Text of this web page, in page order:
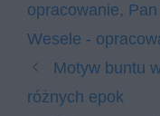
opracowanie,
Wesele -
Motyw buntu
różnych epok